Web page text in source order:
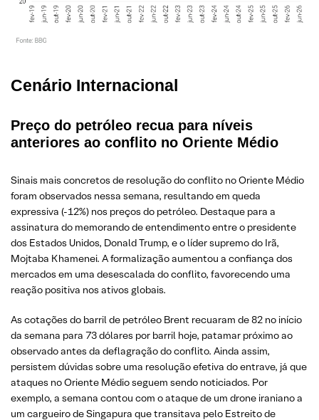
Cenário Internacional
Preço do petróleo recua para níveis
anteriores ao conflito no Oriente Médio
Sinais mais concretos de resolução do conflito no Oriente Médio
foram observados nessa semana, resultando em queda
expressiva (-12%) nos preços do petróleo. Destaque para a
assinatura do memorando de entendimento entre o presidente
dos Estados Unidos, Donald Trump, e o líder supremo do Irã,
Mojtaba Khamenei. A formalização aumentou a confiança dos
mercados em uma desescalada do conflito, favorecendo uma
reação positiva nos ativos globais.
As cotações do barril de petróleo Brent recuaram de 82 no início
da semana para 73 dólares por barril hoje, patamar próximo ao
observado antes da deflagração do conflito. Ainda assim,
persistem dúvidas sobre uma resolução efetiva do entrave, já que
ataques no Oriente Médio seguem sendo noticiados. Por
exemplo, a semana contou com o ataque de um drone iraniano a
um cargueiro de Singapura que transitava pelo Estreito de